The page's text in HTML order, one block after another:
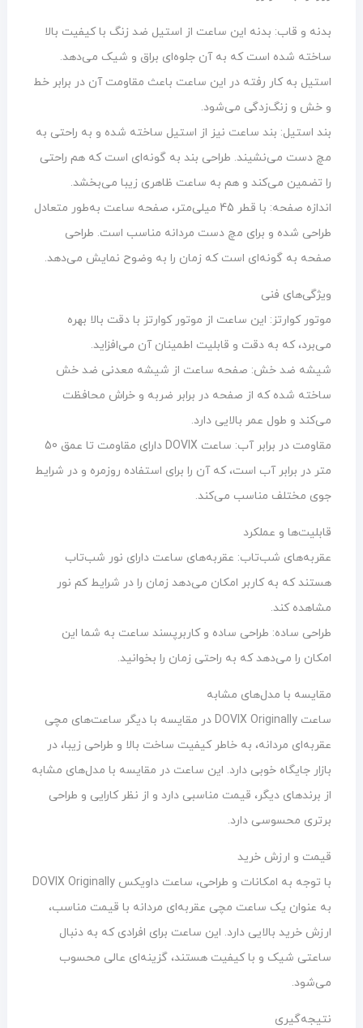
بدنه و قاب: بدنه این ساعت از استیل ضد زنگ با کیفیت بالا
ساخته شده است که به آن جلوه‌ای براق و شیک می‌دهد.
استیل به کار رفته در این ساعت باعث مقاومت آن در برابر خط
و خش و زنگ‌زدگی می‌شود.
بند استیل: بند ساعت نیز از استیل ساخته شده و به راحتی به
مچ دست می‌نشیند. طراحی بند به گونه‌ای است که هم راحتی
را تضمین می‌کند و هم به ساعت ظاهری زیبا می‌بخشد.
اندازه صفحه: با قطر 45 میلی‌متر، صفحه ساعت به‌طور متعادل
طراحی شده و برای مچ دست مردانه مناسب است. طراحی
صفحه به گونه‌ای است که زمان را به وضوح نمایش می‌دهد.
ویژگی‌های فنی
موتور کوارتز: این ساعت از موتور کوارتز با دقت بالا بهره
می‌برد، که به دقت و قابلیت اطمینان آن می‌افزاید.
شیشه ضد خش: صفحه ساعت از شیشه معدنی ضد خش
ساخته شده که از صفحه در برابر ضربه و خراش محافظت
می‌کند و طول عمر بالایی دارد.
مقاومت در برابر آب: ساعت DOVIX دارای مقاومت تا عمق 50
متر در برابر آب است، که آن را برای استفاده روزمره و در شرایط
جوی مختلف مناسب می‌کند.
قابلیت‌ها و عملکرد
عقربه‌های شب‌تاب: عقربه‌های ساعت دارای نور شب‌تاب
هستند که به کاربر امکان می‌دهد زمان را در شرایط کم نور
مشاهده کند.
طراحی ساده: طراحی ساده و کاربرپسند ساعت به شما این
امکان را می‌دهد که به راحتی زمان را بخوانید.
مقایسه با مدل‌های مشابه
ساعت DOVIX Originally در مقایسه با دیگر ساعت‌های مچی
عقربه‌ای مردانه، به خاطر کیفیت ساخت بالا و طراحی زیبا، در
بازار جایگاه خوبی دارد. این ساعت در مقایسه با مدل‌های مشابه
از برندهای دیگر، قیمت مناسبی دارد و از نظر کارایی و طراحی
برتری محسوسی دارد.
قیمت و ارزش خرید
با توجه به امکانات و طراحی، ساعت داویکس DOVIX Originally
به عنوان یک ساعت مچی عقربه‌ای مردانه با قیمت مناسب،
ارزش خرید بالایی دارد. این ساعت برای افرادی که به دنبال
ساعتی شیک و با کیفیت هستند، گزینه‌ای عالی محسوب
می‌شود.
نتیجه‌گیری